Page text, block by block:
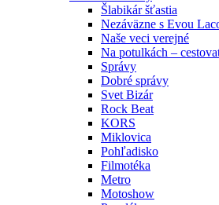
Šlabikár šťastia
Nezáväzne s Evou
Naše veci verejné
Na potulkách –
Správy
Dobré správy
Svet Bizár
Rock Beat
KORS
Miklovica
Pohľadisko
Filmotéka
Metro
Motoshow